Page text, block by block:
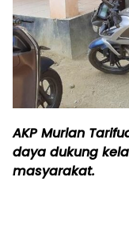
AKP Murlan
daya dukung
masyarakat.